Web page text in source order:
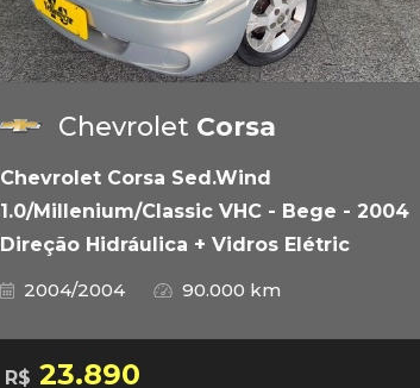
Chevrolet Corsa
Chevrolet Corsa Sed.Wind
1.0/Millenium/Classic VHC - Bege - 2004
Direção Hidráulica + Vidros Elétric
2004/2004
90.000 km
R$ 23.890